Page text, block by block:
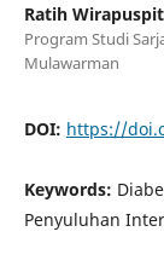
Ratih
Program Studi
Mulawarman
DOI: https://
Keywords:
Penyuluhan